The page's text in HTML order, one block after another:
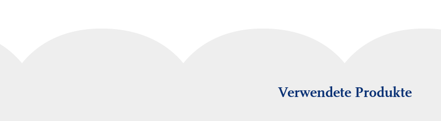
Verwendete Produkte